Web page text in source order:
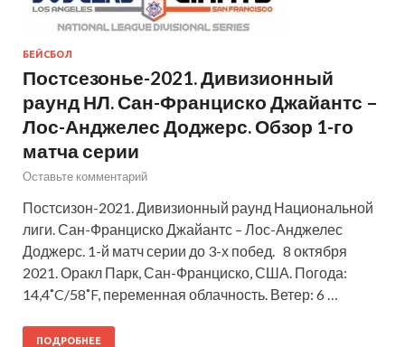
БЕЙСБОЛ
Постсезонье-2021. Дивизионный
раунд НЛ. Сан-Франциско Джайантс –
Лос-Анджелес Доджерс. Обзор 1-го
матча серии
Оставьте комментарий
Постсизон-2021. Дивизионный раунд Национальной
лиги. Сан-Франциско Джайантс – Лос-Анджелес
Доджерс. 1-й матч серии до 3-х побед. 8 октября
2021. Оракл Парк, Сан-Франциско, США. Погода:
14,4˚C/58˚F, переменная облачность. Ветер: 6 …
ПОДРОБНЕЕ